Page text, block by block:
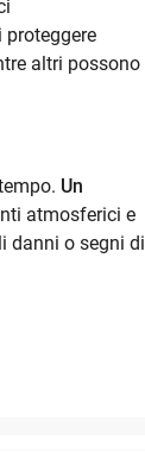
altri possono
Un
atmosferici e
danni o segni di